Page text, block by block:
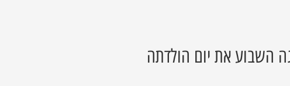
השבוע את יום הולדתה